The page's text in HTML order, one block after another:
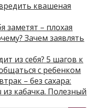
квашеная
заметят – плохая
Зачем заявлять
из себя? 5 шагов к
с ребенком
– без сахара:
кабачка. Полезный